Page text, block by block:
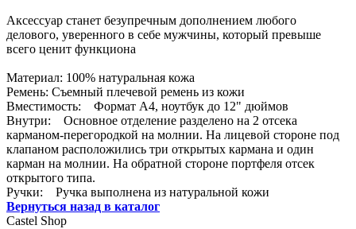
Аксессуар станет безупречным дополнением любого
делового, уверенного в себе мужчины, который превыше
всего ценит функциона
Материал: 100% натуральная кожа
Ремень: Съемный плечевой ремень из кожи
Вместимость: Формат А4, ноутбук до 12" дюймов
Внутри: Основное отделение разделено на 2 отсека
карманом-перегородкой на молнии. На лицевой стороне под
клапаном расположились три открытых кармана и один
карман на молнии. На обратной стороне портфеля отсек
открытого типа.
Ручки: Ручка выполнена из натуральной кожи
Вернуться назад в каталог
Castel Shop